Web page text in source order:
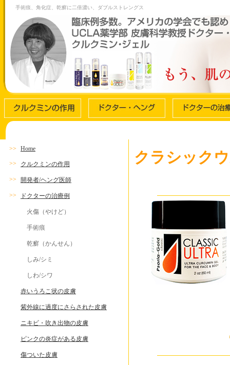
手術痕、角化症、乾癬に二倍濃い、ダブルストレングス
>> Home
>> クルクミンの作用
>> 開発者/ヘング医師
>> ドクターの治療例
火傷（やけど）
手術痕
乾癬（かんせん）
しみ/シミ
しわ/シワ
赤いうろこ状の皮膚
紫外線に過度にさらされた皮膚
ニキビ・吹き出物の皮膚
ピンクの炎症がある皮膚
傷ついた皮膚
クラシック